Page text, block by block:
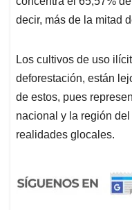
decir, más de la mitad
Los cultivos de uso
deforestación, están
de estos, pues
nacional y la región
realidades glocales.